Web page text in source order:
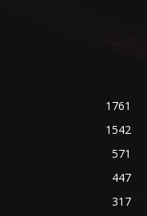
1761
1542
571
447
317